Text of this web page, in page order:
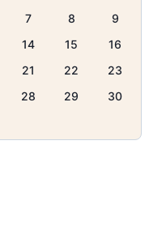
7 8
9
14 15
16
21 22
23
28 29
30